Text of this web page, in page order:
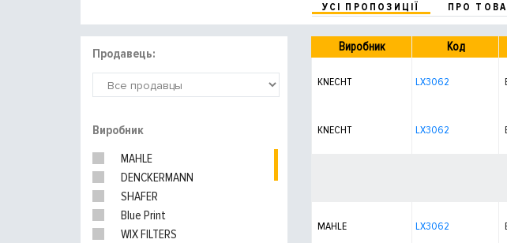
УСІ ПРОПОЗИЦІЇ ПРО
Продавець:
Виробник
MAHLE
DENCKERMANN
SHAFER
Blue Print
WIX FILTERS
Виробник Код
KNECHT LX3062
KNECHT LX3062
MAHLE LX3062